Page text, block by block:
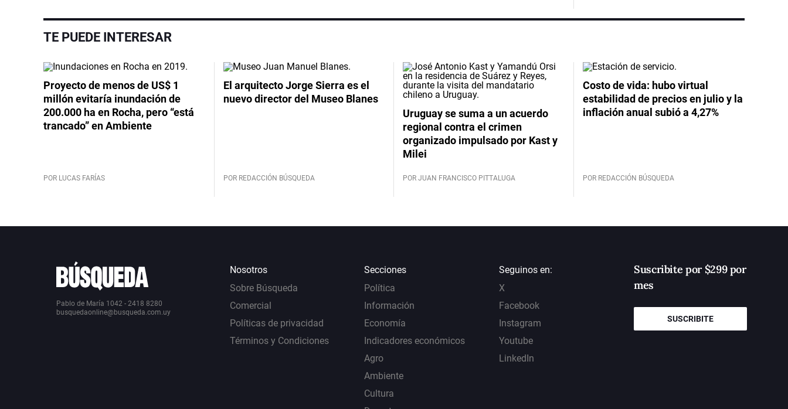
TE PUEDE INTERESAR
Proyecto de menos de US$ 1
millón evitaría inundación de
200.000 ha en Rocha, pero “está
trancado” en Ambiente
POR LUCAS FARÍAS
El arquitecto Jorge Sierra es el
nuevo director del Museo Blanes
POR REDACCIÓN BÚSQUEDA
Uruguay se suma a un acuerdo
regional contra el crimen
organizado impulsado por Kast y
Milei
POR JUAN FRANCISCO PITTALUGA
Costo de vida: hubo virtual
estabilidad de precios en julio y la
inflación anual subió a 4,27%
POR REDACCIÓN BÚSQUEDA
Pablo de María 1042 - 2418 8280
busquedaonline@busqueda.com.uy
Nosotros
Sobre Búsqueda
Comercial
Políticas de privacidad
Términos y Condiciones
Secciones
Política
Información
Economía
Indicadores económicos
Agro
Ambiente
Cultura
Seguinos en:
X
Facebook
Instagram
Youtube
LinkedIn
Suscribite por $299 por
mes
SUSCRIBITE